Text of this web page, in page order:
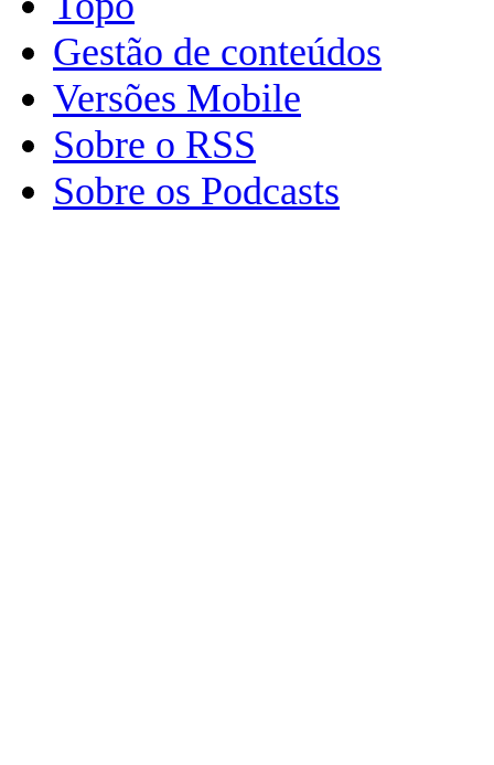
Gestão de conteúdos
Versões Mobile
Sobre o RSS
Sobre os Podcasts